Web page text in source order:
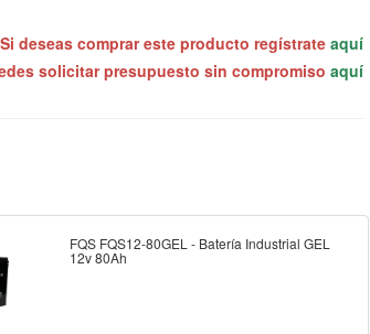
Si deseas comprar este producto regístrate aquí
solicitar presupuesto sin compromiso aquí
FQS FQS12-80GEL - Batería Industrial GEL
12v 80Ah